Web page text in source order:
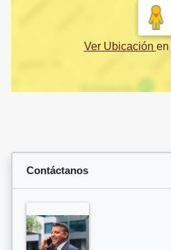
Ver Ubicación en
Contáctanos